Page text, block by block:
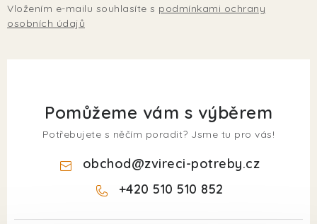
Vložením e-mailu souhlasíte s podmínkami ochrany
osobních údajů
Pomůžeme vám s výběrem
Potřebujete s něčím poradit? Jsme tu pro vás!
obchod@zvireci-potreby.cz
+420 510 510 852